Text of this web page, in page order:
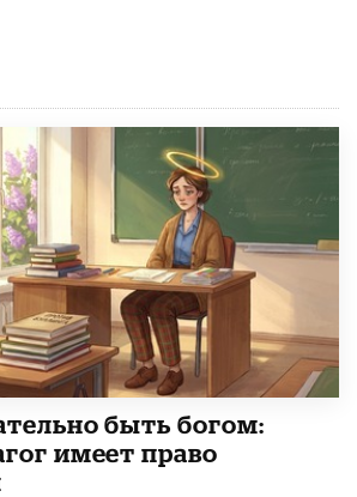
быть богом:
имеет право